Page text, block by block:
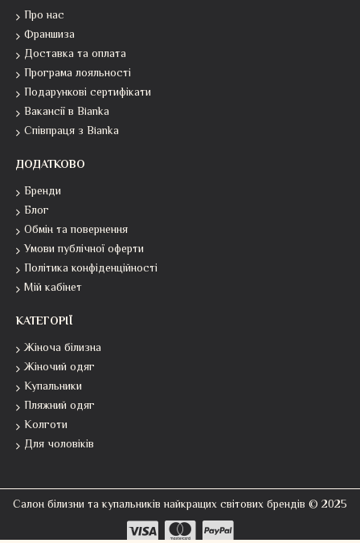
Про нас
Франшиза
Доставка та оплата
Програма лояльності
Подарункові сертифікати
Вакансії в Bianka
Співпраця з Bianka
ДОДАТКОВО
Бренди
Блог
Обмін та повернення
Умови публічної оферти
Політика конфіденційності
Мій кабінет
КАТЕГОРІЇ
Жіноча білизна
Жіночий одяг
Купальники
Пляжний одяг
Колготи
Для чоловіків
Салон білизни та купальників найкращих світових брендів © 2025